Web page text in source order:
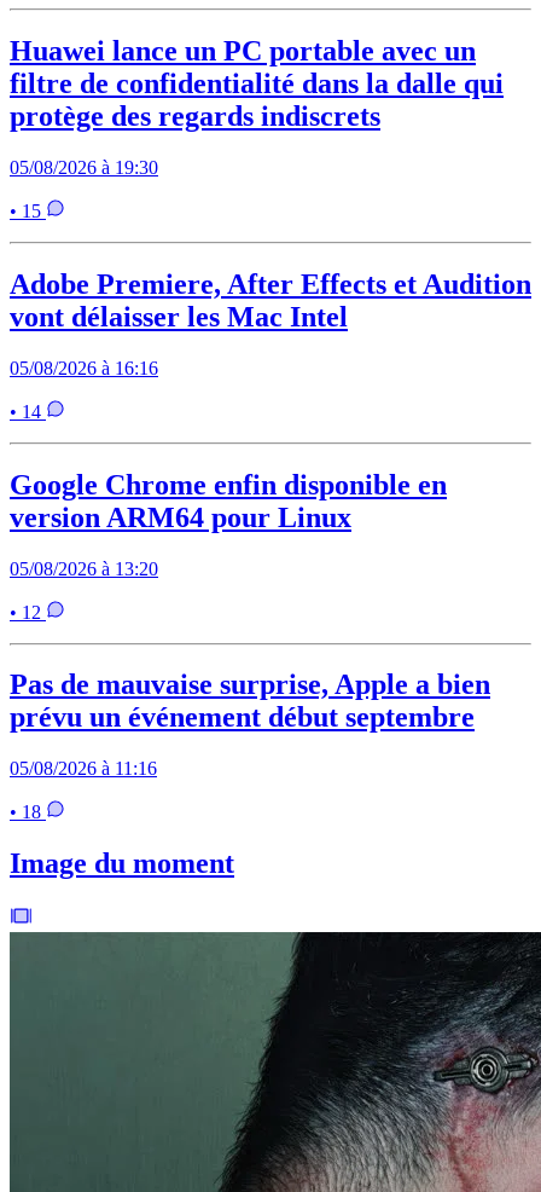
Huawei lance un PC portable avec un
filtre de confidentialité dans la dalle qui
protège des regards indiscrets
05/08/2026 à 19:30
• 15
Adobe Premiere, After Effects et Audition
vont délaisser les Mac Intel
05/08/2026 à 16:16
• 14
Google Chrome enfin disponible en
version ARM64 pour Linux
05/08/2026 à 13:20
• 12
Pas de mauvaise surprise, Apple a bien
prévu un événement début septembre
05/08/2026 à 11:16
• 18
Image du moment